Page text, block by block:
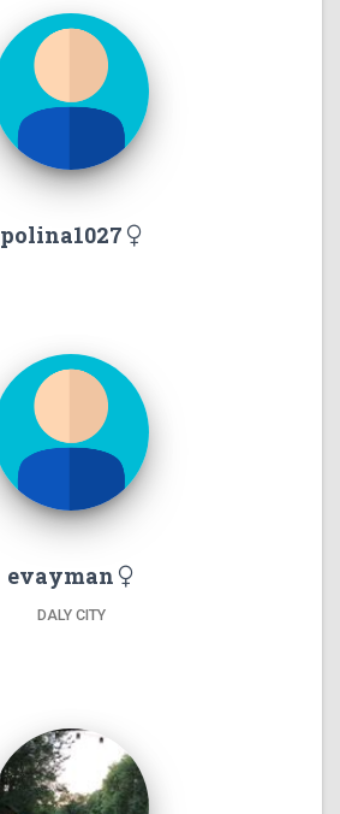
polina1027
evayman
DALY CITY